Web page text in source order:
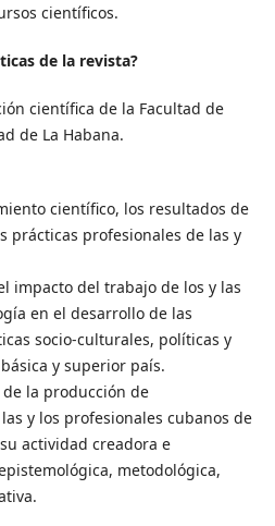
científicos.
de la revista?
científica de la Facultad de
de La Habana.
científico, los resultados de
prácticas profesionales de las y
impacto del trabajo de los y las
en el desarrollo de las
socio-culturales, políticas y
y superior país.
la producción de
y los profesionales cubanos de
actividad creadora e
metodológica,